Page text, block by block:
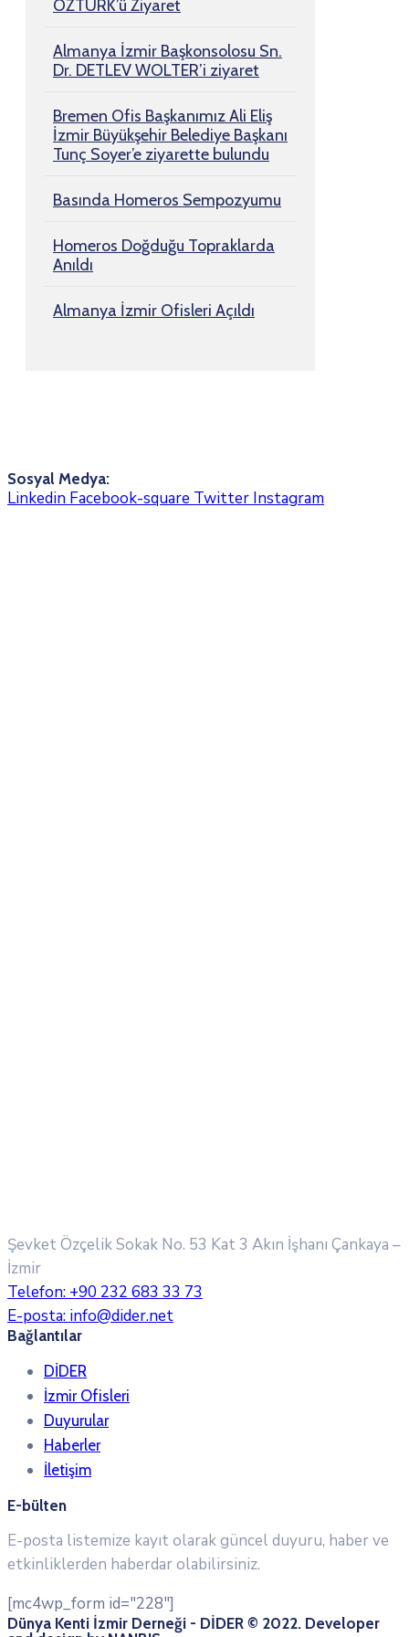
ÖZTÜRK’ü Ziyaret
Almanya İzmir Başkonsolosu Sn.
Dr. DETLEV WOLTER’i ziyaret
Bremen Ofis Başkanımız Ali Eliş
İzmir Büyükşehir Belediye Başkanı
Tunç Soyer’e ziyarette bulundu
Basında Homeros Sempozyumu
Homeros Doğduğu Topraklarda
Anıldı
Almanya İzmir Ofisleri Açıldı
Sosyal Medya:
Linkedin Facebook-square Twitter Instagram
Şevket Özçelik Sokak No. 53 Kat 3 Akın İşhanı Çankaya –
İzmir
Telefon: +90 232 683 33 73
E-posta: info@dider.net
Bağlantılar
DİDER
İzmir Ofisleri
Duyurular
Haberler
İletişim
E-bülten
E-posta listemize kayıt olarak güncel duyuru, haber ve
etkinliklerden haberdar olabilirsiniz.
[mc4wp_form id="228"]
Dünya Kenti İzmir Derneği - DİDER © 2022. Developer